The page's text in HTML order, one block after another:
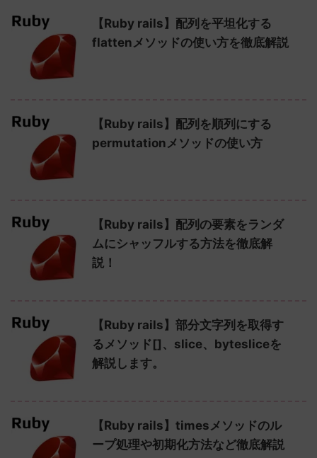
【Ruby rails】配列を平坦化する
flattenメソッドの使い方を徹底解説
【Ruby rails】配列を順列にする
permutationメソッドの使い方
【Ruby rails】配列の要素をランダ
ムにシャッフルする方法を徹底解
説！
【Ruby rails】部分文字列を取得す
るメソッド[]、slice、bytesliceを
解説します。
【Ruby rails】timesメソッドのル
ープ処理や初期化方法など徹底解説